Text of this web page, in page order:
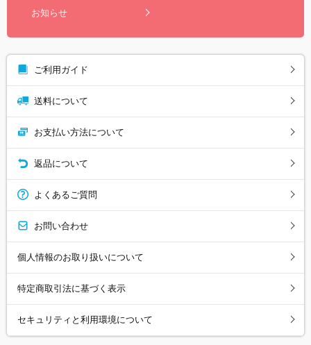
お知らせ
ご利用ガイド
送料について
お支払い方法について
返品について
よくあるご質問
お問い合わせ
個人情報のお取り扱いについて
特定商取引法に基づく表示
セキュリティと利用環境について